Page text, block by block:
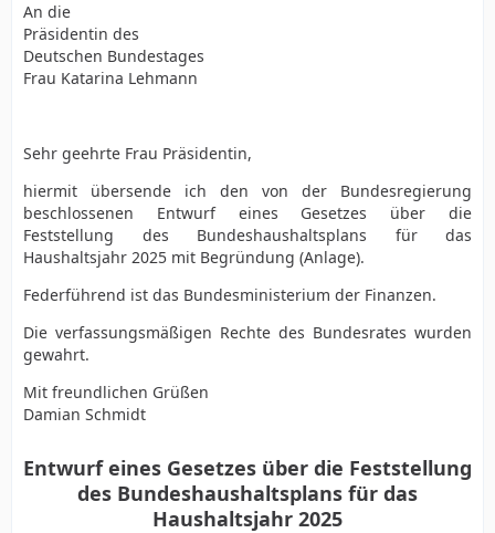
An die
Präsidentin des
Deutschen Bundestages
Frau Katarina Lehmann
Sehr geehrte Frau Präsidentin,
hiermit übersende ich den von der Bundesregierung
beschlossenen Entwurf eines Gesetzes über die
Feststellung des Bundeshaushaltsplans für das
Haushaltsjahr 2025 mit Begründung (Anlage).
Federführend ist das Bundesministerium der Finanzen.
Die verfassungsmäßigen Rechte des Bundesrates wurden
gewahrt.
Mit freundlichen Grüßen
Damian Schmidt
Entwurf eines Gesetzes über die Feststellung
des Bundeshaushaltsplans für das
Haushaltsjahr 2025